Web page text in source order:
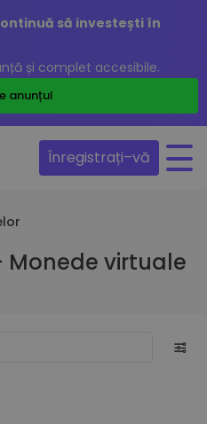
să investești în
și complet accesibile.
anunțul
Înregistrați–vă
virtuale